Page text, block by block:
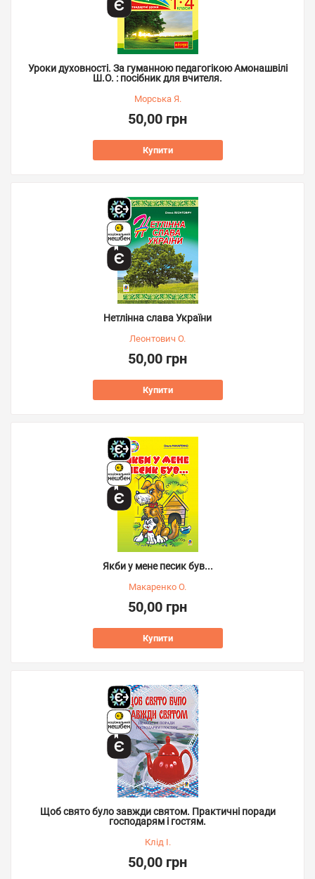
Уроки духовності. За гуманною педагогікою Амонашвілі
Ш.О. : посібник для вчителя.
Морська Я.
50,00 грн
Купити
Нетлінна слава України
Леонтович О.
50,00 грн
Купити
Якби у мене песик був...
Макаренко О.
50,00 грн
Купити
Щоб свято було завжди святом. Практичні поради
господарям і гостям.
Клід І.
50,00 грн